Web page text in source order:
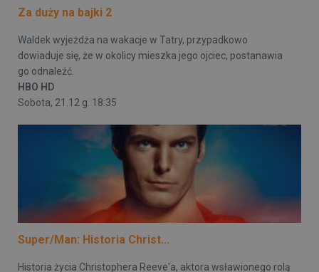
Za duży na bajki 2
Waldek wyjeżdża na wakacje w Tatry, przypadkowo
dowiaduje się, że w okolicy mieszka jego ojciec, postanawia
go odnaleźć.
HBO HD
Sobota, 21.12 g. 18:35
Super/Man: Historia Christ...
Historia życia Christophera Reeve'a, aktora wsławionego rolą